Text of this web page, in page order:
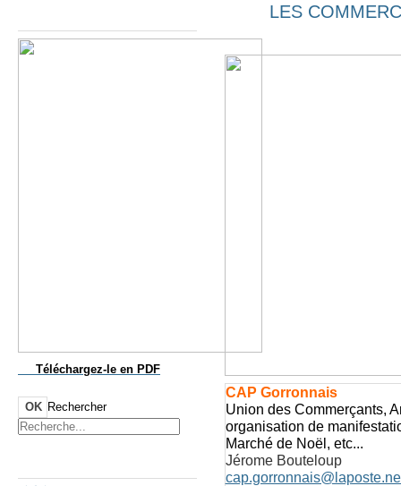
Téléchargez-le en PDF
OK Rechercher
LES
CAP Gorronnais
Union des Commerçants,
organisation de
Marché de Noël, etc...
Jérome Bouteloup